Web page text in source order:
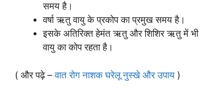
समय है।
वर्षा ऋतु वायु के प्रकोप का प्रमुख समय है।
इसके अतिरिक्त हेमंत ऋतु और शिशिर ऋतु में भी
वायु का कोप रहता है।
( और पढ़े –वात रोग नाशक घरेलू नुस्खे और उपाय )